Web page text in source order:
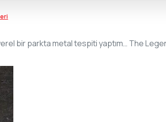
bir parkta metal tespiti yaptım… The